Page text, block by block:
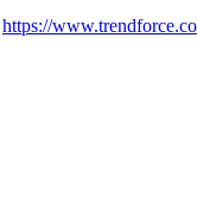
https://